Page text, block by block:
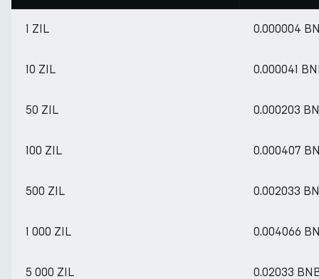
1 ZIL 0.000004
10 ZIL 0.000041
50 ZIL 0.000203
100 ZIL 0.000407
500 ZIL 0.002033
1 000 ZIL 0.004066
5 000 ZIL 0.02033